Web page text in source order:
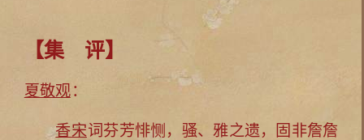
【集 评】
夏敬观 ：
香宋词芬芳悱恻，骚、雅之遗，固非詹詹